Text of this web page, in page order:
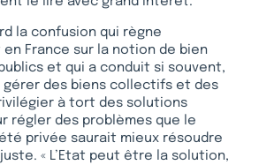
la confusion qui règne
France sur la notion de bien
et qui a conduit si souvent,
gérer des biens collectifs et des
à tort des solutions
régler des problèmes que le
privée saurait mieux résoudre
« L’Etat peut être la solution,